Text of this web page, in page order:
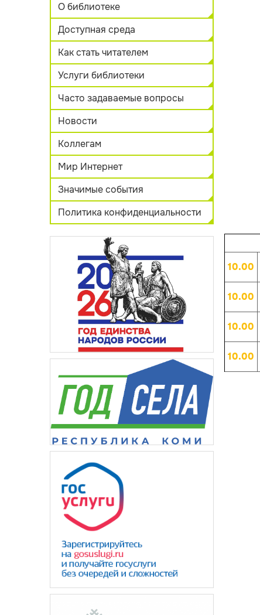
О библиотеке
Доступная среда
Как стать читателем
Услуги библиотеки
Часто задаваемые вопросы
Новости
Коллегам
Мир Интернет
Значимые события
Политика конфиденциальности
10.00
10.00
10.00
10.00